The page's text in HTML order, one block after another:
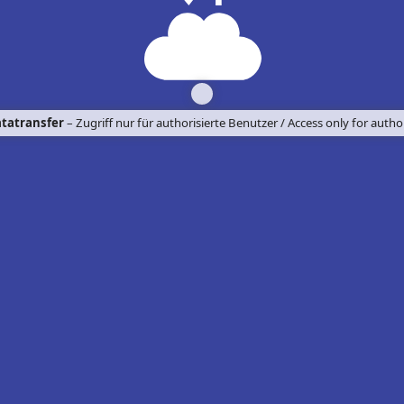
– Zugriff nur für authorisierte Benutzer / Access only for